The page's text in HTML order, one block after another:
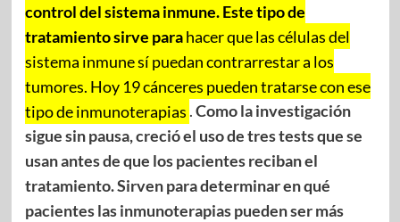
control del sistema inmune. Este tipo de
tratamiento sirve parahacer que las células del
sistema inmune sí puedan contrarrestar a los
tumores. Hoy 19 cánceres pueden tratarse con ese
tipo de inmunoterapias .Como la investigación
sigue sin pausa, creció el uso de tres tests que se
usan antes de que los pacientes reciban el
tratamiento. Sirven para determinar en qué
pacientes las inmunoterapias pueden ser más